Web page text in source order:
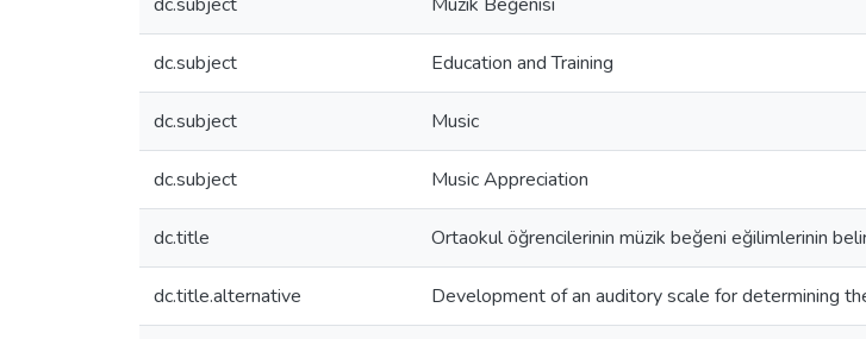
dc.subject Education and Training
dc.subject Music
dc.subject Music Appreciation
dc.title Ortaokul öğrencilerinin müzik beğeni eğilimlerinin
dc.title.alternative Development of an auditory scale for determining